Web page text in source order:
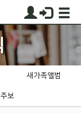
새가족앨범
주보